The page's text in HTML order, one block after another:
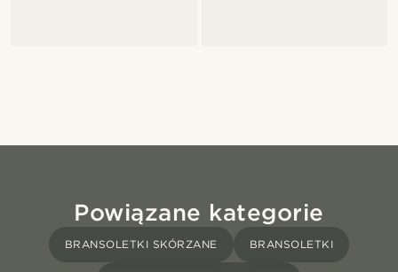
Powiązane kategorie
BRANSOLETKI SKÓRZANE BRANSOLETKI